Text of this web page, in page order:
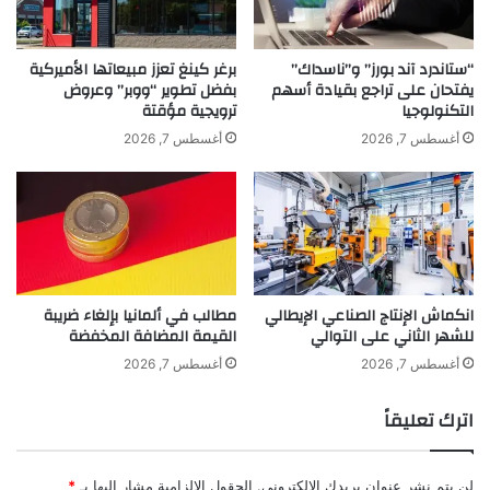
https://www.youtube.com/user/ChakerChannel
Facebook: www.facebook.com/chakerkhazaalpage
Instagram/Twitter: @ChakerKhazaal
ل
و
ر
ق
ة
ع
ل
ا
ق
ة
ا
ل
ص
و
ا
ل
ل
ف
ز
ي
و
ا
ت
"
إ
ل
ج
ي
"
“ستاندرد آند بورز” و”ناسداك”
يفتحان على تراجع بقيادة أسهم
التكنولوجيا
أغسطس 7, 2026
برغر كينغ تعزز مبيعاتها الأميركية
بفضل تطوير “ووبر” وعروض
ترويجية مؤقتة
أغسطس 7, 2026
انكماش الإنتاج الصناعي الإيطالي
للشهر الثاني على التوالي
أغسطس 7, 2026
مطالب في ألمانيا بإلغاء ضريبة
القيمة المضافة المخفضة
أغسطس 7, 2026
اترك تعليقاً
لن يتم نشر عنوان بريدك الإلكتروني. الحقول الإلزامية مشار إليها بـ *